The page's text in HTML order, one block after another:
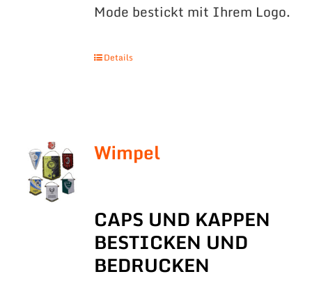
Mode bestickt mit Ihrem Logo.
Details
Wimpel
CAPS UND KAPPEN
BESTICKEN UND
BEDRUCKEN